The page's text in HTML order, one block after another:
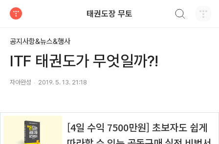
태권도장 무토
공지사항&뉴스&행사
ITF 태권도가 무엇일까?!
자아완성 2019. 5. 13. 21:18